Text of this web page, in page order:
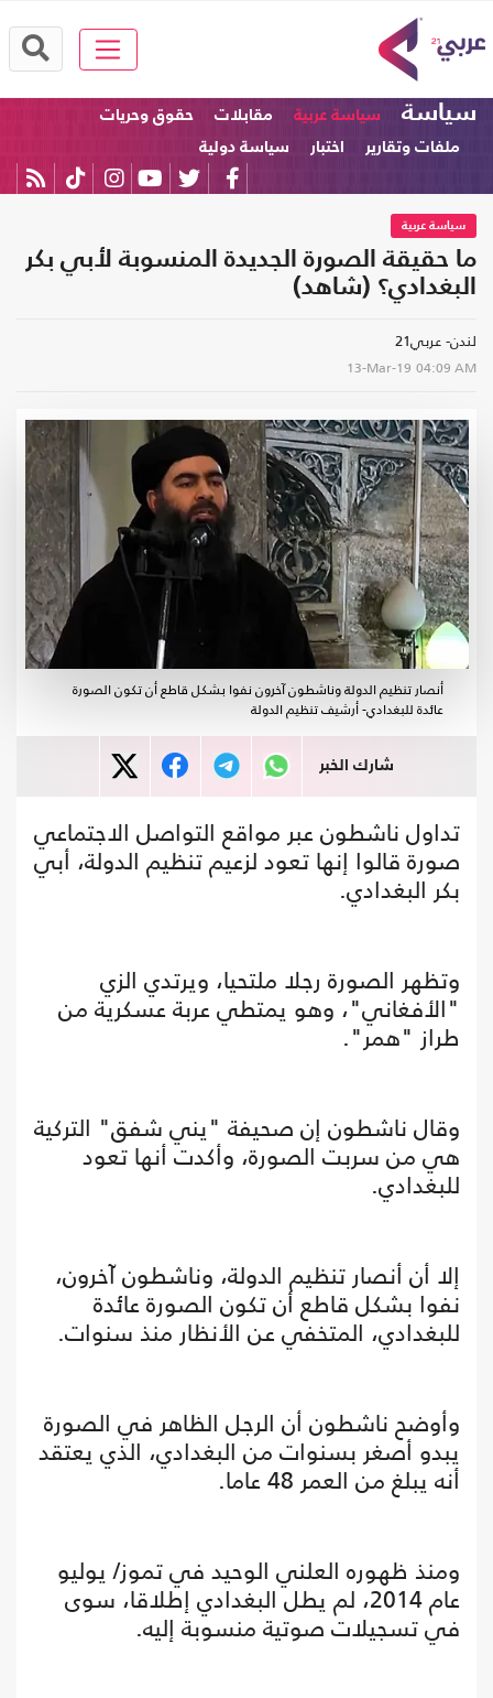
سياسة سياسة عربية مقابلات
حقوق وحريات
ملفات وتقارير
اختبار سياسة دولية
سياسة عربية
ما حقيقة الصورة الجديدة المنسوبة لأبي بكر
البغدادي؟ (شاهد)
لندن- عربي21
13-Mar-19 04:09 AM
أنصار تنظيم الدولة وناشطون آخرون نفوا بشكل قاطع أن تكون الصورة
عائدة للبغدادي- أرشيف تنظيم الدولة
شارك الخبر
تداول ناشطون عبر مواقع التواصل الاجتماعي
صورة قالوا إنها تعود لزعيم تنظيم الدولة، أبي
بكر البغدادي.
وتظهر الصورة رجلا ملتحيا، ويرتدي الزي
"الأفغاني"، وهو يمتطي عربة عسكرية من
طراز "همر".
وقال ناشطون إن صحيفة "يني شفق" التركية
هي من سربت الصورة، وأكدت أنها تعود
للبغدادي.
إلا أن أنصار تنظيم الدولة، وناشطون آخرون،
نفوا بشكل قاطع أن تكون الصورة عائدة
للبغدادي، المتخفي عن الأنظار منذ سنوات.
وأوضح ناشطون أن الرجل الظاهر في الصورة
يبدو أصغر بسنوات من البغدادي، الذي يعتقد
أنه يبلغ من العمر 48 عاما.
ومنذ ظهوره العلني الوحيد في تموز/ يوليو
عام 2014، لم يطل البغدادي إطلاقا، سوى
في تسجيلات صوتية منسوبة إليه.